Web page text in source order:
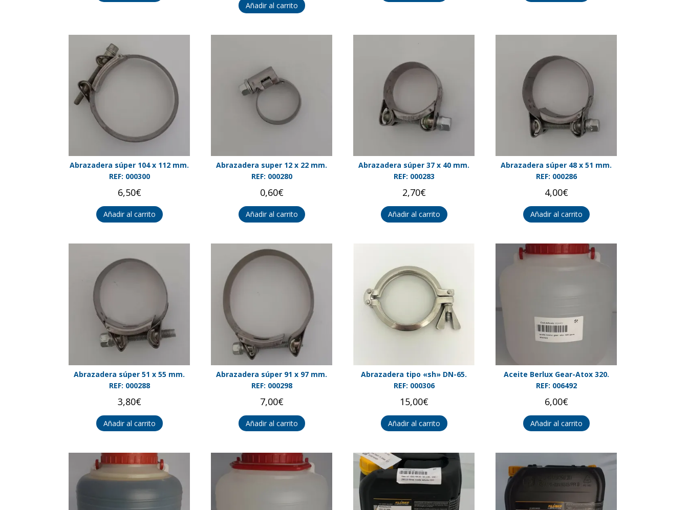
Añadir al carrito
Abrazadera súper 104 x 112 mm.
REF: 000300
6,50€
Añadir al carrito
Abrazadera super 12 x 22 mm.
REF: 000280
0,60€
Añadir al carrito
Abrazadera súper 37 x 40 mm.
REF: 000283
2,70€
Añadir al carrito
Abrazadera súper 48 x 51 mm.
REF: 000286
4,00€
Añadir al carrito
Abrazadera súper 51 x 55 mm.
REF: 000288
3,80€
Añadir al carrito
Abrazadera súper 91 x 97 mm.
REF: 000298
7,00€
Añadir al carrito
Abrazadera tipo «sh» DN-65.
REF: 000306
15,00€
Añadir al carrito
Aceite Berlux Gear-Atox 320.
REF: 006492
6,00€
Añadir al carrito